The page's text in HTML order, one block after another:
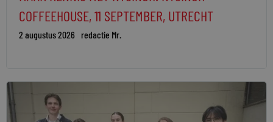
COFFEEHOUSE, 11 SEPTEMBER, UTRECHT
2 augustus 2026 redactie Mr.